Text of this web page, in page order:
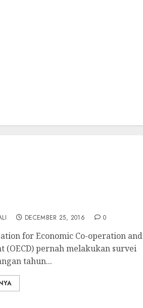
DECEMBER 25, 2016 0
for Economic Co-operation and
(OECD) pernah melakukan survei
tahun...